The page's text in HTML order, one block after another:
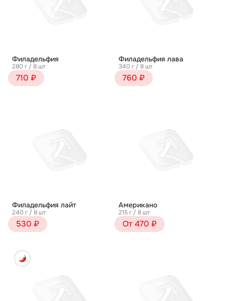
Филадельфия
280 г / 8 шт
710 ₽
Филадельфия лава
340 г / 8 шт
760 ₽
Филадельфия лайт
240 г / 8 шт
530 ₽
Американо
215 г / 8 шт
От 470 ₽